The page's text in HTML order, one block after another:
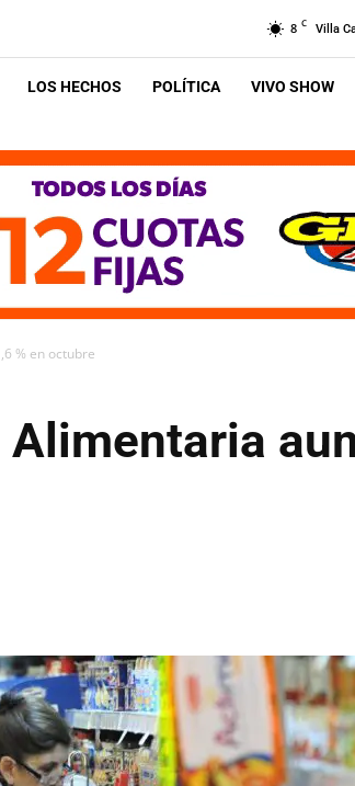
8 C Villa
LOS HECHOS POLÍTICA VIVO SHOW
% en octubre